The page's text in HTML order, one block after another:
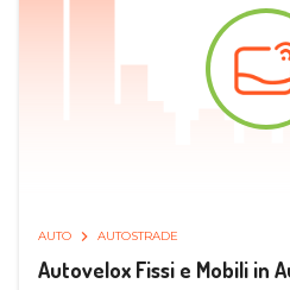
AUTO AUTOSTRADE
Autovelox Fissi e Mobili in